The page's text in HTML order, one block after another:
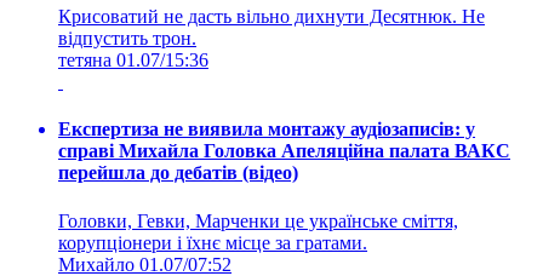
Крисоватий не дасть вільно дихнути Десятнюк. Не
відпустить трон.
тетяна 01.07/15:36
Експертиза не виявила монтажу аудіозаписів: у
справі Михайла Головка Апеляційна палата ВАКС
перейшла до дебатів (відео)
Головки, Гевки, Марченки це українське сміття,
корупціонери і їхнє місце за гратами.
Михайло 01.07/07:52